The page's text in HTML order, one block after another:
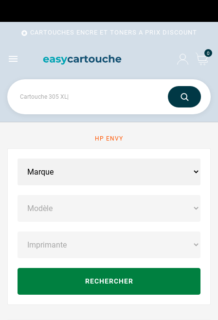
 CARTOUCHES ENCRE ET TONERS A PRIX DISCOUNT
 0
HP ENVY
RECHERCHER